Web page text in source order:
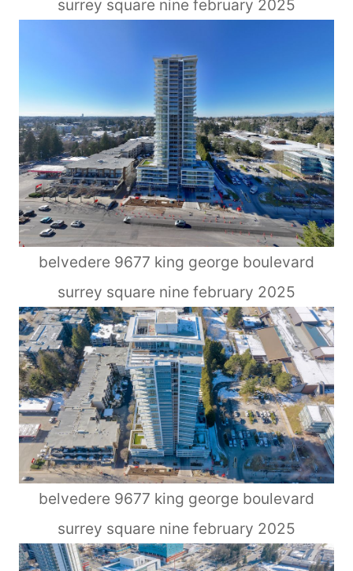
surrey square nine february 2025
belvedere 9677 king george boulevard
surrey square nine february 2025
belvedere 9677 king george boulevard
surrey square nine february 2025